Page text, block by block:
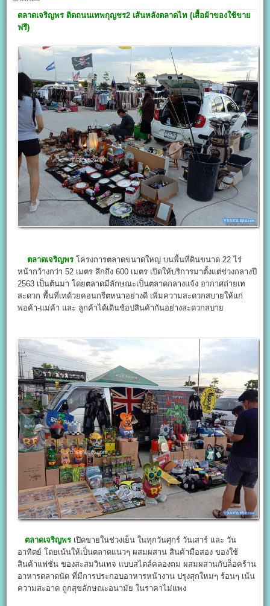
ตลาดเจริญพร ติดถนนเทพกุญชร2 เส้นหลังตลาดไท(เสื้อผ้าของใช้ขาย
ฟรี)
ตลาดเจริญพร โครงการตลาดขนาดใหญ่ บนพื้นที่ดินขนาด 22 ไร่
หน้ากว้างกว่า 52 เมตร ลึกถึง 600 เมตร เปิดให้บริการมาตั้งแต่ช่วงกลางปี
2563 เป็นต้นมา โดยตลาดมีลักษณะเป็นตลาดกลางแจ้ง อากาศถ่ายเท
สะดวก พื้นที่เทด้วยคอนกรีตหนาอย่างดี เพิ่มความสะดวกสบายให้แก่
พ่อค้า-แม่ค้า และ ลูกค้าได้เดินช้อปสินค้ากันอย่างสะดวกสบาย
ตลาดเจริญพร เปิดขายในช่วงเย็น ในทุกวันศุกร์ วันเสาร์ และ วัน
อาทิตย์ โดยเน้นให้เป็นตลาดแนวๆ ผสมผสาน สินค้ามือสอง ของใช้
สินค้าแฟชั่น ของสะสมวินเทจ แบบสไตล์คลองถม ผสมผสานกับล็อคร้าน
อาหารตลาดนัด ที่มีการประกอบอาหารหน้างาน ปรุงสุกใหม่ๆ ร้อนๆ เน้น
ความสะอาด ถูกสุขลักษณะอนามัย ในราคาไม่แพง